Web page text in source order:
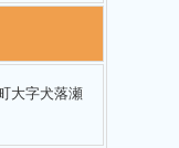
大字犬落瀬